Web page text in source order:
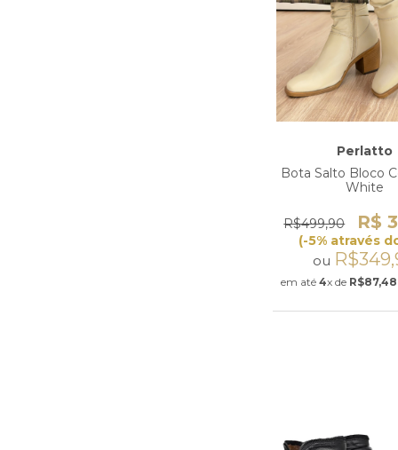
Perlatto
Bota Salto Bloco
White
R$499,90 R$
(-5% através
ou
em até4x de R$87,48